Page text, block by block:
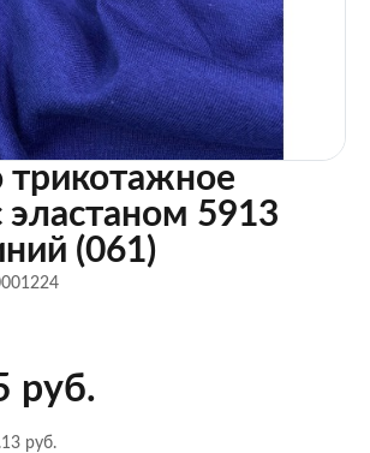
трикотажное
эластаном 5913
(061)
руб.
руб.